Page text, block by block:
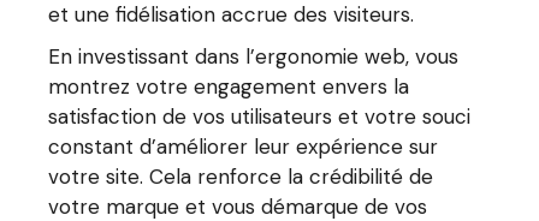
et une fidélisation accrue des visiteurs.
En investissant dans l’ergonomie web, vous
montrez votre engagement envers la
satisfaction de vos utilisateurs et votre souci
constant d’améliorer leur expérience sur
votre site. Cela renforce la crédibilité de
votre marque et vous démarque de vos